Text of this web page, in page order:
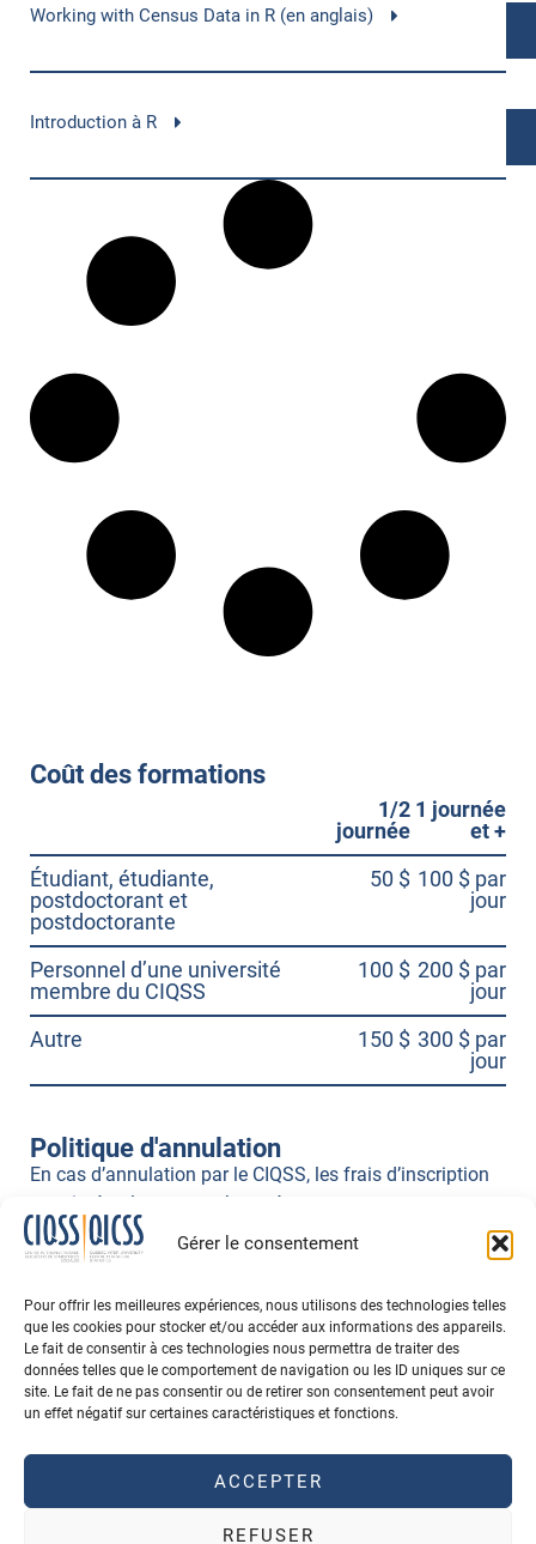
Gérer le consentement
Pour offrir les meilleures expériences, nous utilisons des technologies telles
que les cookies pour stocker et/ou accéder aux informations des appareils.
Le fait de consentir à ces technologies nous permettra de traiter des
données telles que le comportement de navigation ou les ID uniques sur ce
site. Le fait de ne pas consentir ou de retirer son consentement peut avoir
un effet négatif sur certaines caractéristiques et fonctions.
ACCEPTER
REFUSER
Working with Census Data in R (en anglais)
Introduction à R
Coût des formations
1/2
journée
1 journée
et +
Étudiant, étudiante,
postdoctorant et
postdoctorante
50 $ 100 $ par
jour
Personnel d’une université
membre du CIQSS
100 $ 200 $ par
jour
Autre
150 $ 300 $ par
jour
Politique d'annulation
En cas d’annulation par le CIQSS, les frais d’inscription
sont intégralement remboursés.
En cas d’annulation par la participante ou le participant,
les frais d’annulation suivants sont appliqués :
Plus de 5 jours ouvrables avant l’activité : 25% du
montant total payé sera retenu;
De 2 à 5 jours ouvrables avant l’activité : 50% du
montant total payé sera retenu;
Moins de 2 jours ouvrables avant l’activité : 100%
du montant total payé sera retenu.